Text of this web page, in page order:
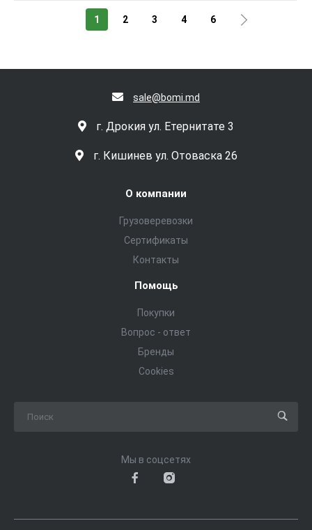
1 2 3 4 6
sale@bomi.md
г. Дрокия ул. Етернитате 3
г. Кишинев ул. Отоваска 26
О компании
Грузоверевозки
Сертификаты
Контакты
Помощь
Покупки
Вопрос - ответ
Бренды
Cookies
Мы в соцсетях